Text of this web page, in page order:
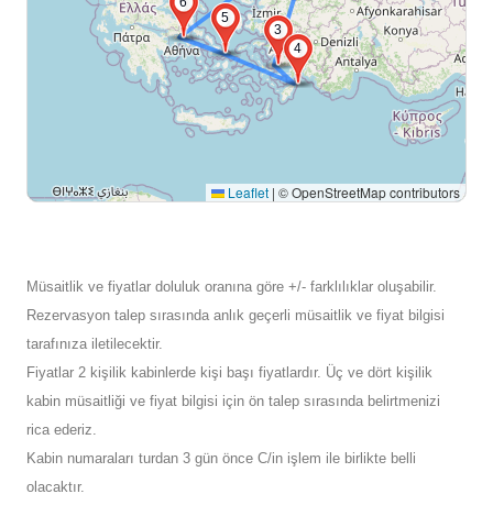
3
4
5
Leaflet | © OpenStreetMap contributors
Müsaitlik ve fiyatlar doluluk oranına göre +/- farklılıklar oluşabilir.
Rezervasyon talep sırasında anlık geçerli müsaitlik ve fiyat bilgisi
tarafınıza iletilecektir.
Fiyatlar 2 kişilik kabinlerde kişi başı fiyatlardır. Üç ve dört kişilik
kabin müsaitliği ve fiyat bilgisi için ön talep sırasında belirtmenizi
rica ederiz.
Kabin numaraları turdan 3 gün önce C/in işlem ile birlikte belli
olacaktır.